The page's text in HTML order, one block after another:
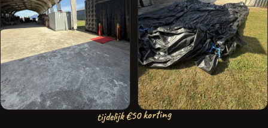
tijdelijk €50 korting